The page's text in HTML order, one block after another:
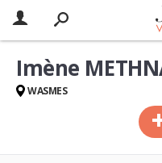
Imène
WASMES